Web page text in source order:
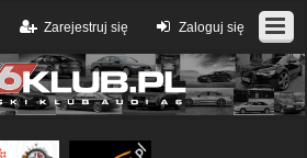
Zaloguj się
Zarejestruj się